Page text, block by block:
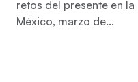
retos del presente en
México, marzo de...